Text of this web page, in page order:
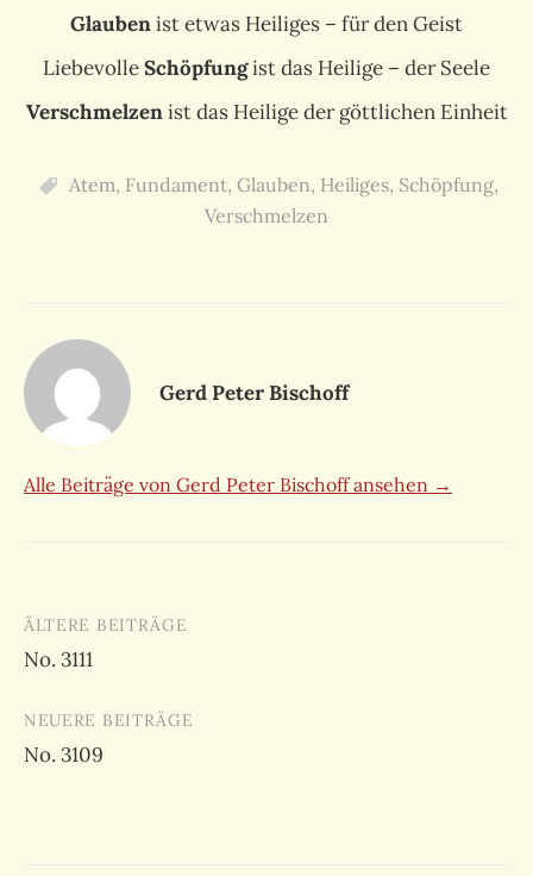
Glaubenist etwas Heiliges – für den Geist
LiebevolleSchöpfungist das Heilige – der Seele
Verschmelzenist das Heilige der göttlichen Einheit
Atem, Fundament, Glauben, Heiliges, Schöpfung,
Verschmelzen
Gerd Peter Bischoff
Alle Beiträge von Gerd Peter Bischoff ansehen →
Beitragsnavigation
ÄLTERE BEITRÄGE
No. 3111
NEUERE BEITRÄGE
No. 3109